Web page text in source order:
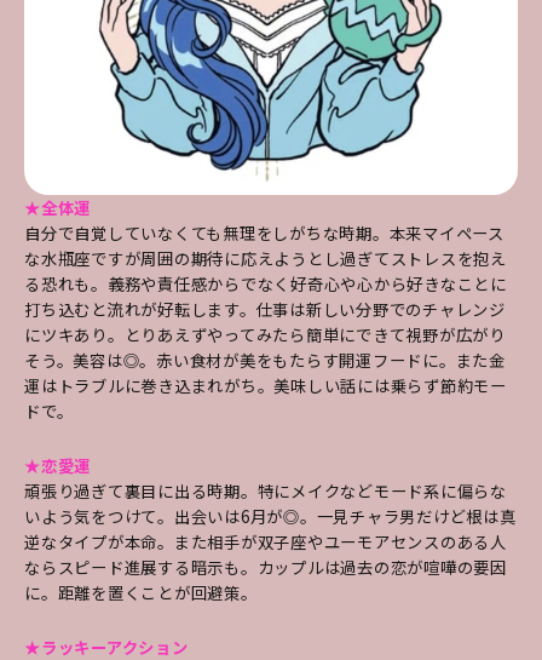
★全体運
自分で自覚していなくても無理をしがちな時期。本来マイペース
な水瓶座ですが周囲の期待に応えようとし過ぎてストレスを抱え
る恐れも。義務や責任感からでなく好奇心や心から好きなことに
打ち込むと流れが好転します。仕事は新しい分野でのチャレンジ
にツキあり。とりあえずやってみたら簡単にできて視野が広がり
そう。美容は◎。赤い食材が美をもたらす開運フードに。また金
運はトラブルに巻き込まれがち。美味しい話には乗らず節約モー
ドで。
★恋愛運
頑張り過ぎて裏目に出る時期。特にメイクなどモード系に偏らな
いよう気をつけて。出会いは6月が◎。一見チャラ男だけど根は真
逆なタイプが本命。また相手が双子座やユーモアセンスのある人
ならスピード進展する暗示も。カップルは過去の恋が喧嘩の要因
に。距離を置くことが回避策。
★ラッキーアクション